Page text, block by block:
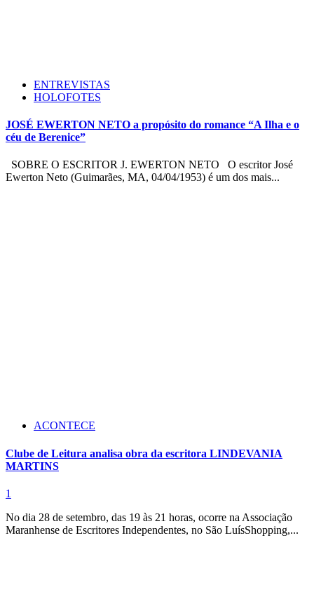
ENTREVISTAS
HOLOFOTES
JOSÉ EWERTON NETO a propósito do romance “A Ilha e o
céu de Berenice”
SOBRE O ESCRITOR J. EWERTON NETO O escritor José
Ewerton Neto (Guimarães, MA, 04/04/1953) é um dos mais...
ACONTECE
Clube de Leitura analisa obra da escritora LINDEVANIA
MARTINS
1
No dia 28 de setembro, das 19 às 21 horas, ocorre na Associação
Maranhense de Escritores Independentes, no São LuísShopping,...